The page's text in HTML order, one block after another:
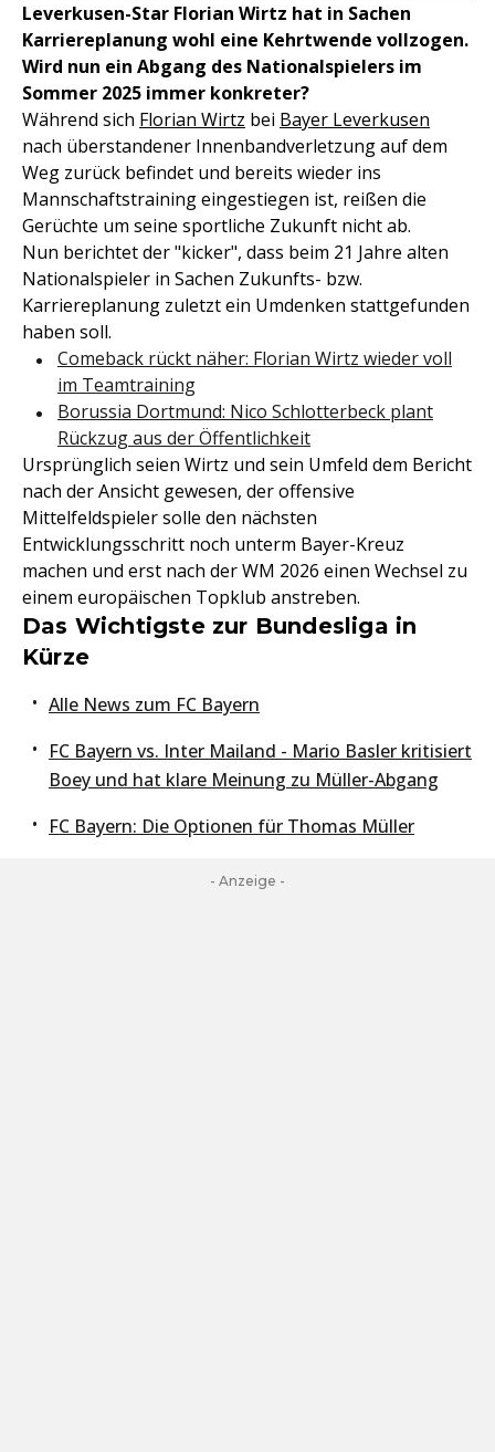
Leverkusen-Star Florian Wirtz hat in Sachen
Karriereplanung wohl eine Kehrtwende vollzogen.
Wird nun ein Abgang des Nationalspielers im
Sommer 2025 immer konkreter?
Während sich Florian Wirtz bei Bayer Leverkusen
nach überstandener Innenbandverletzung auf dem
Weg zurück befindet und bereits wieder ins
Mannschaftstraining eingestiegen ist, reißen die
Gerüchte um seine sportliche Zukunft nicht ab.
Nun berichtet der "kicker", dass beim 21 Jahre alten
Nationalspieler in Sachen Zukunfts- bzw.
Karriereplanung zuletzt ein Umdenken stattgefunden
haben soll.
Comeback rückt näher: Florian Wirtz wieder voll
im Teamtraining
Borussia Dortmund: Nico Schlotterbeck plant
Rückzug aus der Öffentlichkeit
Ursprünglich seien Wirtz und sein Umfeld dem Bericht
nach der Ansicht gewesen, der offensive
Mittelfeldspieler solle den nächsten
Entwicklungsschritt noch unterm Bayer-Kreuz
machen und erst nach der WM 2026 einen Wechsel zu
einem europäischen Topklub anstreben.
Das Wichtigste zur Bundesliga in
Kürze
Alle News zum FC Bayern
FC Bayern vs. Inter Mailand - Mario Basler kritisiert
Boey und hat klare Meinung zu Müller-Abgang
FC Bayern: Die Optionen für Thomas Müller
- Anzeige -